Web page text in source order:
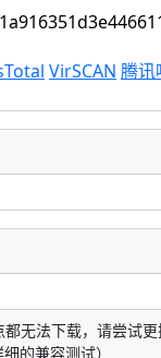
VirSCAN 腾讯
无法下载，请尝试
的兼容测试）